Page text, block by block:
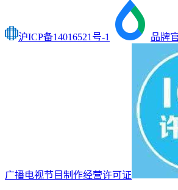
沪ICP备14016521号-1 品牌
广播电视节目制作经营许可证